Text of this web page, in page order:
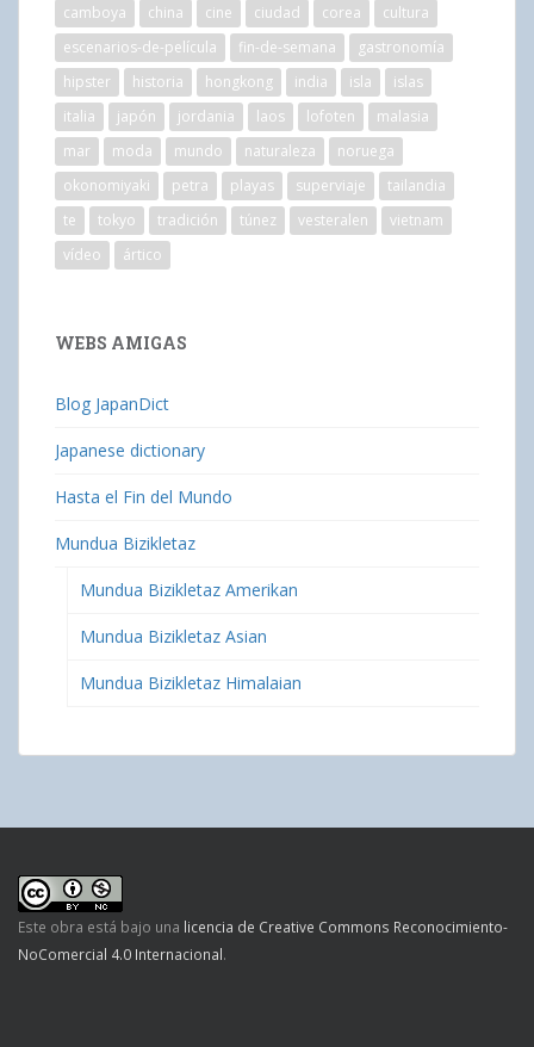
camboya
china cine ciudad corea
cultura
escenarios-de-película
fin-de-semana
gastronomía
hipster
historia hongkong india isla
islas
italia
japón jordania laos lofoten
malasia
mar
moda mundo naturaleza
noruega
okonomiyaki
petra playas superviaje
tailandia
te
tokyo tradición túnez vesteralen
vietnam
vídeo
ártico
WEBS AMIGAS
Blog JapanDict
Japanese dictionary
Hasta el Fin del Mundo
Mundua Bizikletaz
Mundua Bizikletaz Amerikan
Mundua Bizikletaz Asian
Mundua Bizikletaz Himalaian
Este obra está bajo una licencia de Creative Commons Reconocimiento-
NoComercial 4.0 Internacional.